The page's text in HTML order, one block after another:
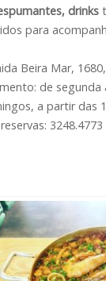
drinks
para
Beira Mar,
de
a partir das
3248.4773